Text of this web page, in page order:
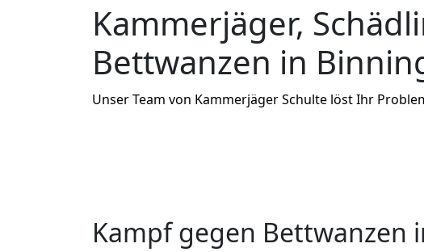
Kammerjäger,
Bettwanzen in
Unser Team von Kammerjäger Schulte löst Ihr
Kampf gegen Bettwanzen